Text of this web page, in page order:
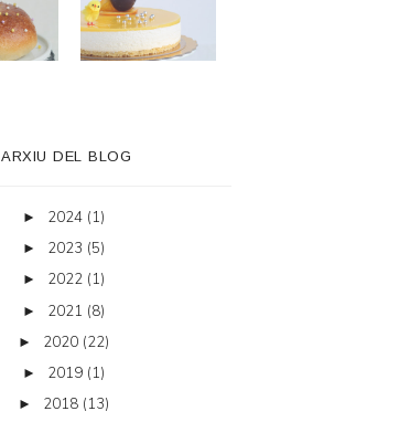
ARXIU DEL BLOG
► 2024 (1)
► 2023 (5)
► 2022 (1)
► 2021 (8)
► 2020 (22)
► 2019 (1)
► 2018 (13)